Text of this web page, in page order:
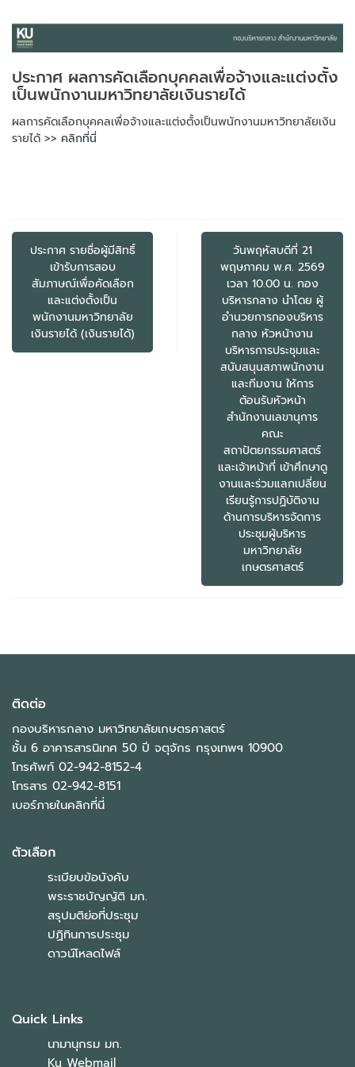
ประกาศ ผลการคัดเลือกบุคคลเพื่อจ้างและแต่งตั้ง
เป็นพนักงานมหาวิทยาลัยเงินรายได้
ผลการคัดเลือกบุคคลเพื่อจ้างและแต่งตั้งเป็นพนักงานมหาวิทยาลัยเงิน
รายได้ >> คลิกที่นี่
แนะแนว
เรื่อง
ประกาศ รายชื่อผู้มีสิทธิ์
เข้ารับการสอบ
สัมภาษณ์เพื่อคัดเลือก
และแต่งตั้งเป็น
พนักงานมหาวิทยาลัย
เงินรายได้ (เงินรายได้)
วันพฤหัสบดีที่ 21
พฤษภาคม พ.ศ. 2569
เวลา 10.00 น. กอง
บริหารกลาง นำโดย ผู้
อำนวยการกองบริหาร
กลาง หัวหน้างาน
บริหารการประชุมและ
สนับสนุนสภาพนักงาน
และทีมงาน ให้การ
ต้อนรับหัวหน้า
สำนักงานเลขานุการ
คณะ
สถาปัตยกรรมศาสตร์
และเจ้าหน้าที่ เข้าศึกษาดู
งานและร่วมแลกเปลี่ยน
เรียนรู้การปฏิบัติงาน
ด้านการบริหารจัดการ
ประชุมผู้บริหาร
มหาวิทยาลัย
เกษตรศาสตร์
ติดต่อ
กองบริหารกลาง มหาวิทยาลัยเกษตรศาสตร์
ชั้น 6 อาคารสารนิเทศ 50 ปี จตุจักร กรุงเทพฯ 10900
โทรศัพท์ 02-942-8152-4
โทรสาร 02-942-8151
เบอร์ภายในคลิกที่นี่
ตัวเลือก
ระเบียบข้อบังคับ
พระราชบัญญัติ มก.
สรุปมติย่อที่ประชุม
ปฏิทินการประชุม
ดาวน์โหลดไฟล์
Quick Links
นามานุกรม มก.
Ku Webmail